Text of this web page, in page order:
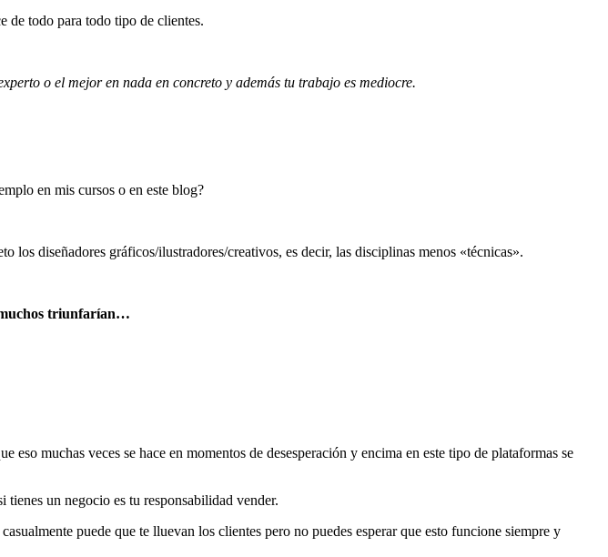
de todo para todo tipo de clientes.
o el mejor en nada en concreto y además tu trabajo es mediocre.
en mis cursos o en este blog?
los diseñadores gráficos/ilustradores/creativos, es decir, las disciplinas menos «técnicas».
muchos triunfarían…
eso muchas veces se hace en momentos de desesperación y encima en este tipo de plataformas se
un negocio es tu responsabilidad vender.
puede que te lluevan los clientes pero no puedes esperar que esto funcione siempre y